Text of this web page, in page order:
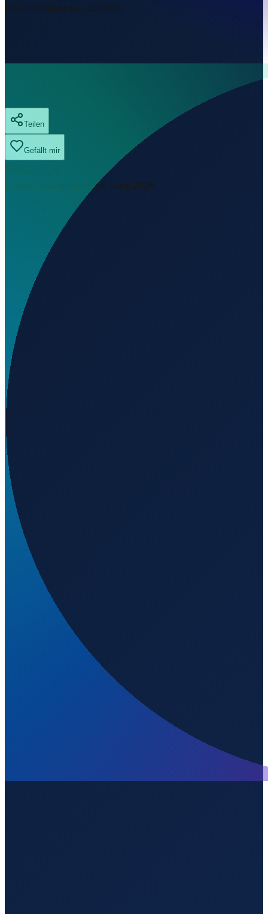
Klassifikationbulk_202606
Teilen
Gefällt mir
29. Juni 2026
Welchen UN/LOCODE hat Assens?
Wo liegt der Hafen Assens?
Wie gross ist der Hafen Assens?
Welche Fahrrinnen-Tiefe hat Assens?
Wird geladen...
55.26667
:6.4
Shanghai